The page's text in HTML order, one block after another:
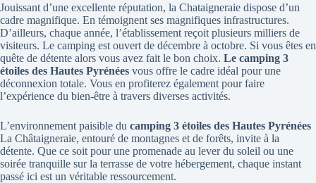
Jouissant d’une excellente réputation, la Chataigneraie dispose d’un
cadre magnifique. En témoignent ses magnifiques infrastructures.
D’ailleurs, chaque année, l’établissement reçoit plusieurs milliers de
visiteurs. Le camping est ouvert de décembre à octobre. Si vous êtes en
quête de détente alors vous avez fait le bon choix. Le camping 3
étoiles des Hautes Pyrénées vous offre le cadre idéal pour une
déconnexion totale. Vous en profiterez également pour faire
l’expérience du bien-être à travers diverses activités.
L’environnement paisible du camping 3 étoiles des Hautes Pyrénées
La Châtaigneraie, entouré de montagnes et de forêts, invite à la
détente. Que ce soit pour une promenade au lever du soleil ou une
soirée tranquille sur la terrasse de votre hébergement, chaque instant
passé ici est un véritable ressourcement.